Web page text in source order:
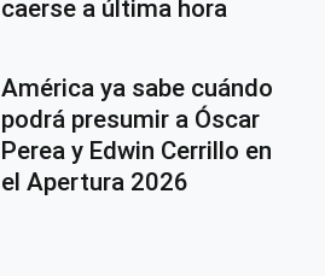
caerse a última hora
América ya sabe cuándo
podrá presumir a Óscar
Perea y Edwin Cerrillo en
el Apertura 2026